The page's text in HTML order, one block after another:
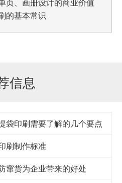
页、画册设计的商业价值
的基本常识
信息
袋印刷需要了解的几个要点
刷制作标准
窜货为企业带来的好处